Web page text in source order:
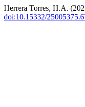
Herrera Torres, H.A.
doi:10.15332/